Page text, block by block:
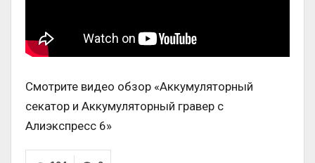
Смотрите видео обзор «Аккумуляторный
секатор и Аккумуляторный гравер с
Алиэкспресс 6»